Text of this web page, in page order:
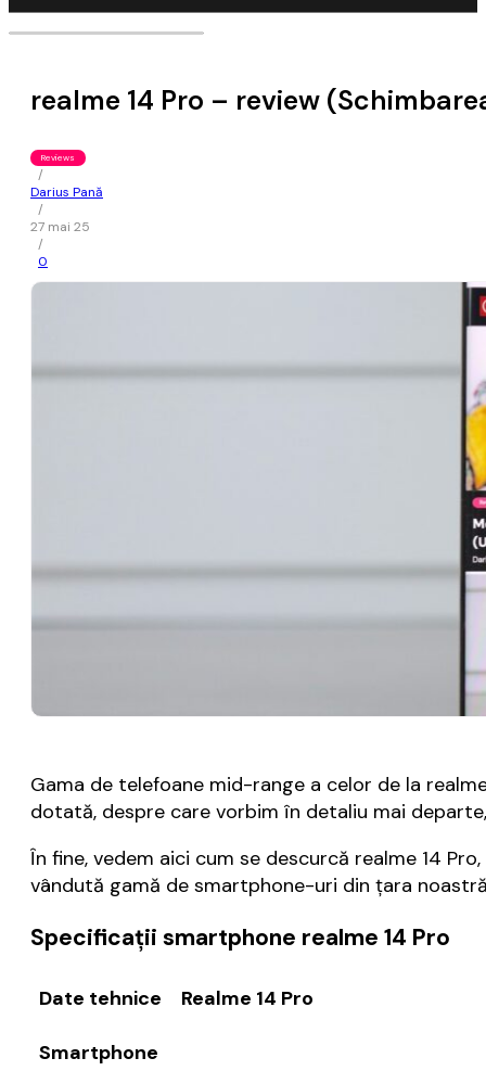
realme 14 Pro – review
Reviews
/
Darius Pană
/
27 mai 25
/
0
Gama de telefoane mid-range a celor de la
dotată, despre care vorbim în detaliu mai
În fine, vedem aici cum se descurcă realme 14
vândută gamă de smartphone-uri din țara
Specificații smartphone realme 14 Pro
Date tehnice
Smartphone
Realme 14 Pro